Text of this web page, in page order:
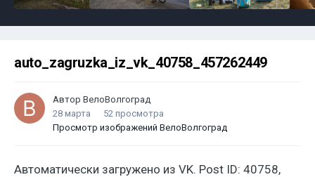
auto_zagruzka_iz_vk_40758_457262449
Автор ВелоВолгоград
28 марта
52 просмотра
Просмотр изображений ВелоВолгоград
Автоматически загружено из VK. Post ID: 40758,